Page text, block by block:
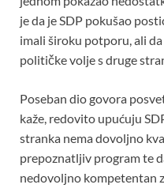
je da je SDP pokušao
imali široku potporu, ali
političke volje s druge
Poseban dio govora
kaže, redovito upućuju
stranka nema dovoljno
prepoznatljiv program te
nedovoljno kompetentan